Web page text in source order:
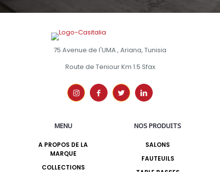
75 Avenue de l'UMA , Ariana, Tunisia
Route de Teniour Km 1.5 Sfax
MENU
A PROPOS DE LA
MARQUE
COLLECTIONS
NOS PRODUITS
SALONS
FAUTEUILS